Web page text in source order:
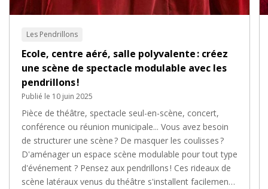
Les Pendrillons
Ecole, centre aéré, salle polyvalente : créez
une scène de spectacle modulable avec les
pendrillons !
Publié le 10 juin 2025
Pièce de théâtre, spectacle seul-en-scène, concert,
conférence ou réunion municipale... Vous avez besoin
de structurer une scène ? De masquer les coulisses ?
D'aménager un espace scène modulable pour tout type
d'événement ? Pensez aux pendrillons ! Ces rideaux de
scène latéraux venus du théâtre s'installent facilement